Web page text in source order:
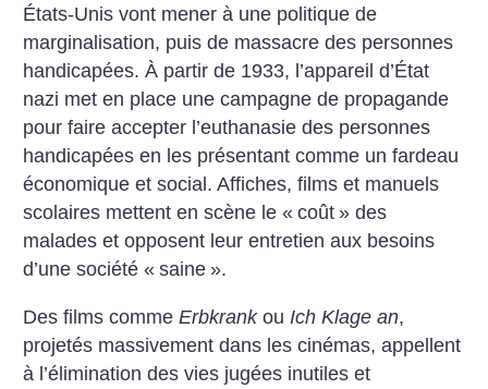
États-Unis vont mener à une politique de
marginalisation, puis de massacre des personnes
handicapées.À partir de 1933, l’appareil ­d’État
nazi met en place une campagne de propagande
pour faire accepter l’euthanasie des personnes
handicapées en les présentant comme un fardeau
économique et social. Affiches, films et manuels
scolaires mettent en ­scène le « coût » des
malades et opposent leur entretien aux besoins
d’une société « saine ».
Des films commeErbkrankou Ich Klage an,
projetés massivement dans les cinémas, appellent
à l’élimination des vies jugées inutiles et